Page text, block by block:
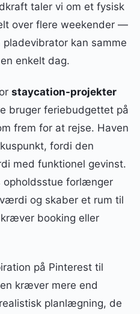
taler vi om et fysisk
over flere weekender —
kan samme
enkelt dag.
staycation-projekter
bruger feriebudgettet på
frem for at rejse. Haven
fordi den
med funktionel gevinst.
opholdsstue forlænger
og skaber et rum til
booking eller
på Pinterest til
kræver mere end
planlægning, de